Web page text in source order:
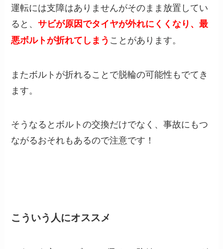
運転には支障はありませんがそのまま放置してい
ると、サビが原因でタイヤが外れにくくなり、最
悪ボルトが折れてしまう ことがあります。
またボルトが折れることで脱輪の可能性もでてき
ます。
そうなるとボルトの交換だけでなく、事故にもつ
ながるおそれもあるので注意です！
こういう人にオススメ